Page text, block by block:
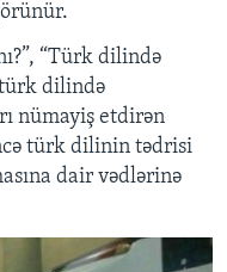
“Türk dilində
türk dilində
nümayiş etdirən
türk dilinin tədrisi
dair vədlərinə